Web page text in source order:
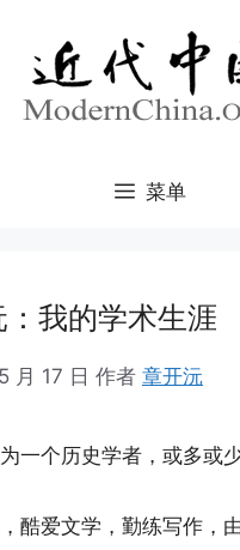
菜单
我的学术生涯
月 17 日 作者 章开沅
一个历史学者，或多或
酷爱文学，勤练写作，